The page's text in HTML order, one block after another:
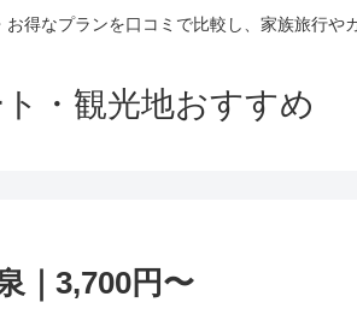
なプランを口コミで比較し、家族旅行や
・観光地おすすめ
｜3,700円〜